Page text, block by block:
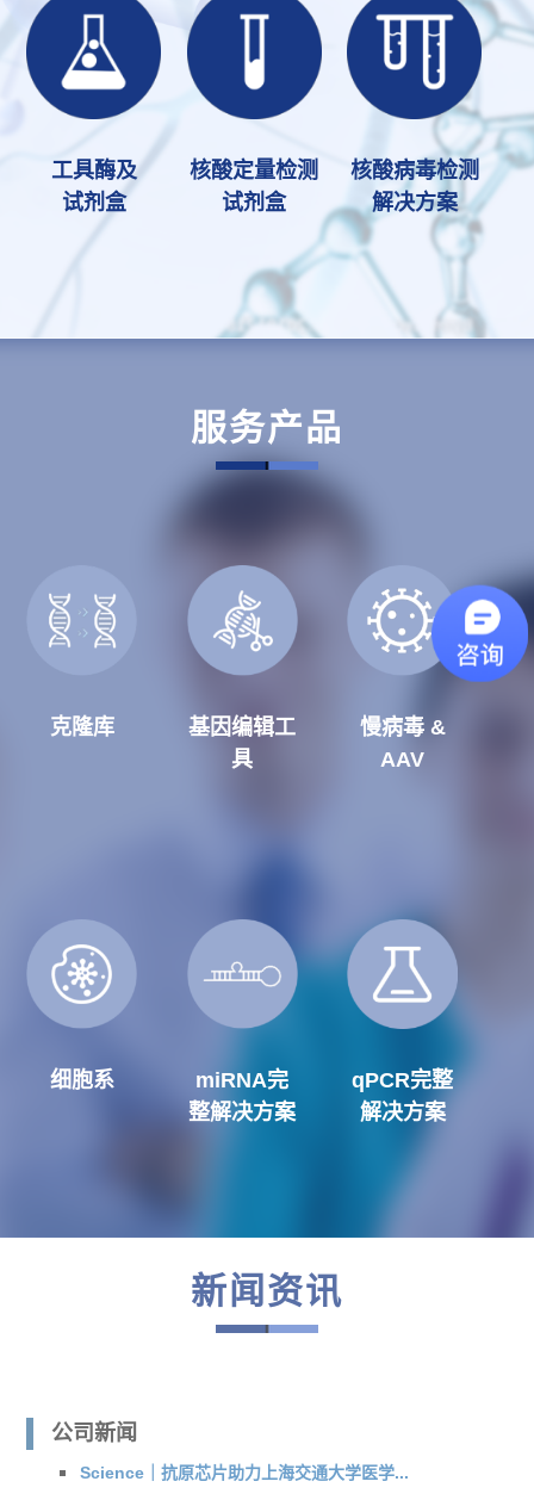
工具酶及
试剂盒
核酸定量检测
试剂盒
核酸病毒检测
解决方案
服务产品
克隆库
基因编辑工
具
慢病毒 &
AAV
细胞系
miRNA完
整解决方案
qPCR完整
解决方案
新闻资讯
公司新闻
Science｜抗原芯片助力上海交通大学医学...